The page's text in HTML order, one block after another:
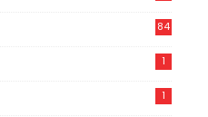
84
1
1